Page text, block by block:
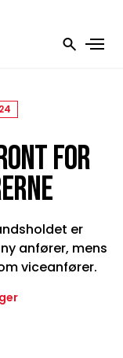
FOR
er
anfører, mens
viceanfører.